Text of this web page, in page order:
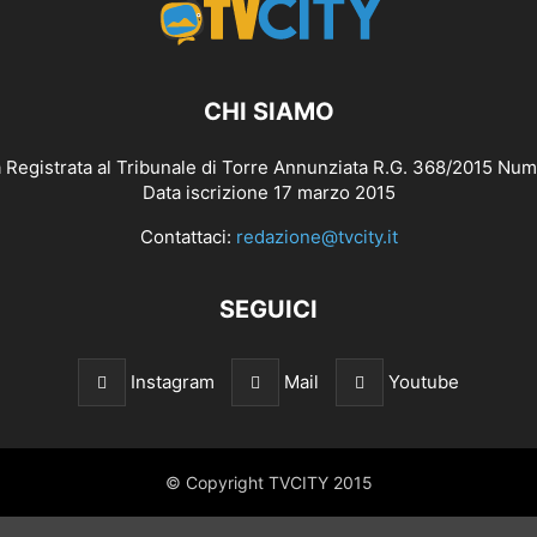
CHI SIAMO
Registrata al Tribunale di Torre Annunziata R.G. 368/2015
Data iscrizione 17 marzo 2015
Contattaci: redazione@tvcity.it
SEGUICI
Instagram Mail Youtube
© Copyright TVCITY 2015